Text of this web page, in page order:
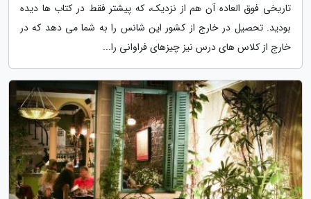
تاریخی فوق العاده آن هم از نزدیک، که پیشتر فقط در کتاب ها دیده
بودید. تحصیل در خارج از کشور این شانس را به شما می دهد که در
خارج از کلاس های درس نیز چیزهای فراوانی را...